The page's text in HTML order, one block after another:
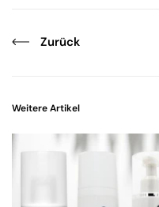
Zurück
Weitere Artikel